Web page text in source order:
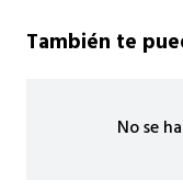
También te
No se